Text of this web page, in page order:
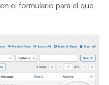
en el formulario para el que